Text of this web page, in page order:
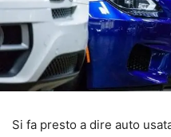
Si fa presto a dire auto